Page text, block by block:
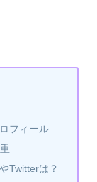
フィール
Twitterは？